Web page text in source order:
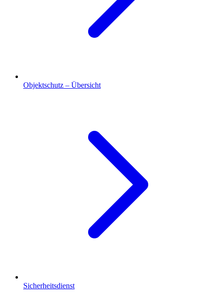
Objektschutz – Übersicht
Sicherheitsdienst